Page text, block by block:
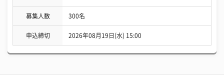
募集人数 300名
申込締切 2026年08月19日(水) 15:00